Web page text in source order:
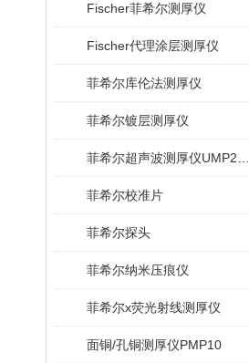
Fischer菲希尔测厚仪
Fischer代理涂层测厚仪
菲希尔库伦法测厚仪
菲希尔镀层测厚仪
菲希尔校准片
菲希尔探头
菲希尔纳米压痕仪
菲希尔x荧光射线测厚仪
面铜/孔铜测厚仪PMP10